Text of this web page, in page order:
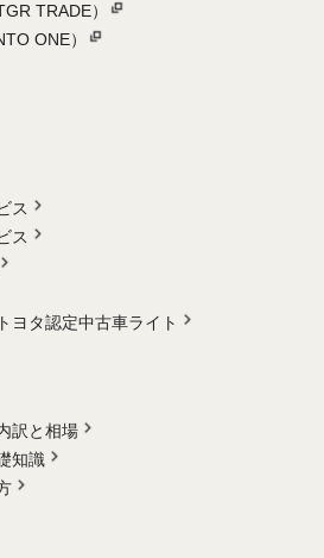
TRADE）
ONE）
ス
ス
トヨタ認定中古車ライト
訳と相場
知識